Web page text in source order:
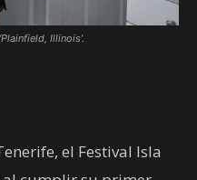
Illinois’.
el Festival Isla